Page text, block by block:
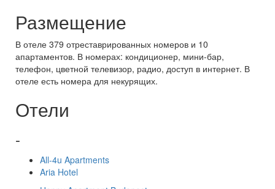
Размещение
В отеле 379 отреставрированных номеров и 10
апартаментов. В номерах: кондиционер, мини-бар,
телефон, цветной телевизор, радио, доступ в интернет. В
отеле есть номера для некурящих.
Отели
-
All-4u Apartments
Aria Hotel